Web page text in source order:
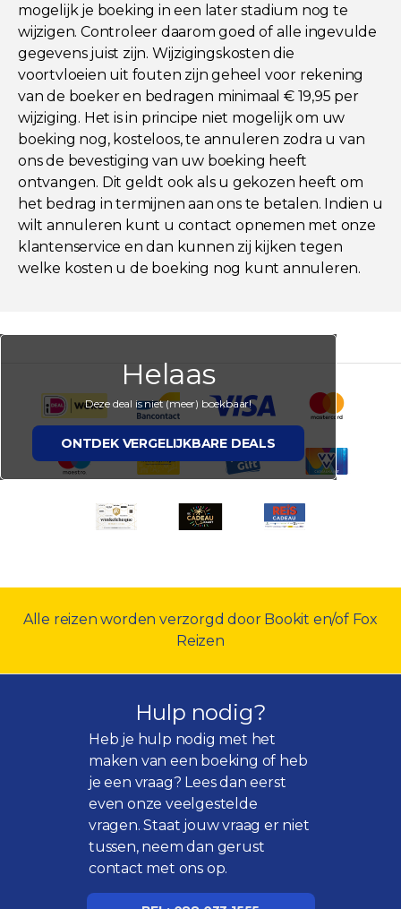
mogelijk je boeking in een later stadium nog te
wijzigen. Controleer daarom goed of alle ingevulde
gegevens juist zijn. Wijzigingskosten die
voortvloeien uit fouten zijn geheel voor rekening
van de boeker en bedragen minimaal € 19,95 per
wijziging. Het is in principe niet mogelijk om uw
boeking nog, kosteloos, te annuleren zodra u van
ons de bevestiging van uw boeking heeft
ontvangen. Dit geldt ook als u gekozen heeft om
het bedrag in termijnen aan ons te betalen. Indien u
wilt annuleren kunt u contact opnemen met onze
klantenservice en dan kunnen zij kijken tegen
welke kosten u de boeking nog kunt annuleren.
Helaas
Deze deal is niet (meer) boekbaar!
ONTDEK VERGELIJKBARE DEALS
Alle reizen worden verzorgd door Bookit en/of Fox
Reizen
Hulp nodig?
Heb je hulp nodig met het
maken van een boeking of heb
je een vraag? Lees dan eerst
even onzeveelgestelde
vragen. Staat jouw vraag er niet
tussen, neem dan gerust
contact met ons op.